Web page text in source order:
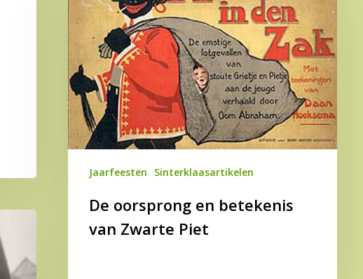
betekenis
van
Zwarte
Piet
Jaarfeesten Sinterklaasartikelen
De oorsprong en betekenis
van Zwarte Piet